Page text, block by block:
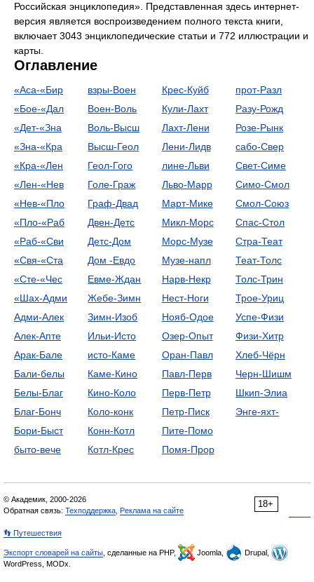
Российская энциклопедия». Представленная здесь интернет-
версия является воспроизведением полного текста книги,
включает 3043 энциклопедические статьи и 772 иллюстрации и
карты.
Оглавление
«Aca-«Бир
«Бое-«Дал
«Дет-«Зна
«Зна-«Кра
«Кра-«Лен
«Лен-«Нев
«Нев-«Пло
«Пло-«Раб
«Раб-«Сви
«Свя-«Ста
«Сте-«Чес
«Шах-Адми
Адми-Алек
Алек-Апте
Арак-Бале
Бали-белы
Белы-Благ
Благ-Бонч
Бори-Быст
быто-вече
взры-Воен
Воен-Воль
Воль-Высш
Высш-Геол
Геол-Гого
Голе-Граж
Граф-Двад
Двен-Детс
Детс-Дом
Дом -Евдо
Евме-Ждан
Жебе-Зимн
Зимн-Изоб
Ильи-Исто
исто-Каме
Каме-Кино
Кино-Коло
Коло-конк
Конн-Котл
Котл-Крес
Крес-Куйб
Кули-Лахт
Лахт-Лени
Лени-Лидв
лине-Льви
Льво-Марр
Март-Мике
Микл-Морс
Морс-Музе
Музе-напл
Нарв-Некр
Нест-Ноги
Нояб-Одое
Озер-Опыт
Оран-Павл
Павл-Перв
Перв-Петр
Петр-Писк
Пите-Помо
Помя-Прор
прот-Разл
Разу-Рожд
Розе-Рынк
сабо-Свер
Свет-Симе
Симо-Смол
Смол-Союз
Спас-Стол
Стра-Теат
Теат-Толс
Толс-Трин
Трое-Уриц
Успе-Физи
Физи-Хитр
Хлеб-Чёрн
Черн-Шишм
Шкип-Элиа
Энге-яхт-
18+
© Академик, 2000-2026
Обратная связь: Техподдержка Реклама на сайте
👣 Путешествия
Экспорт словарей на сайты , сделанные на PHP, Joomla,
Drupal,
WordPress, MODx.